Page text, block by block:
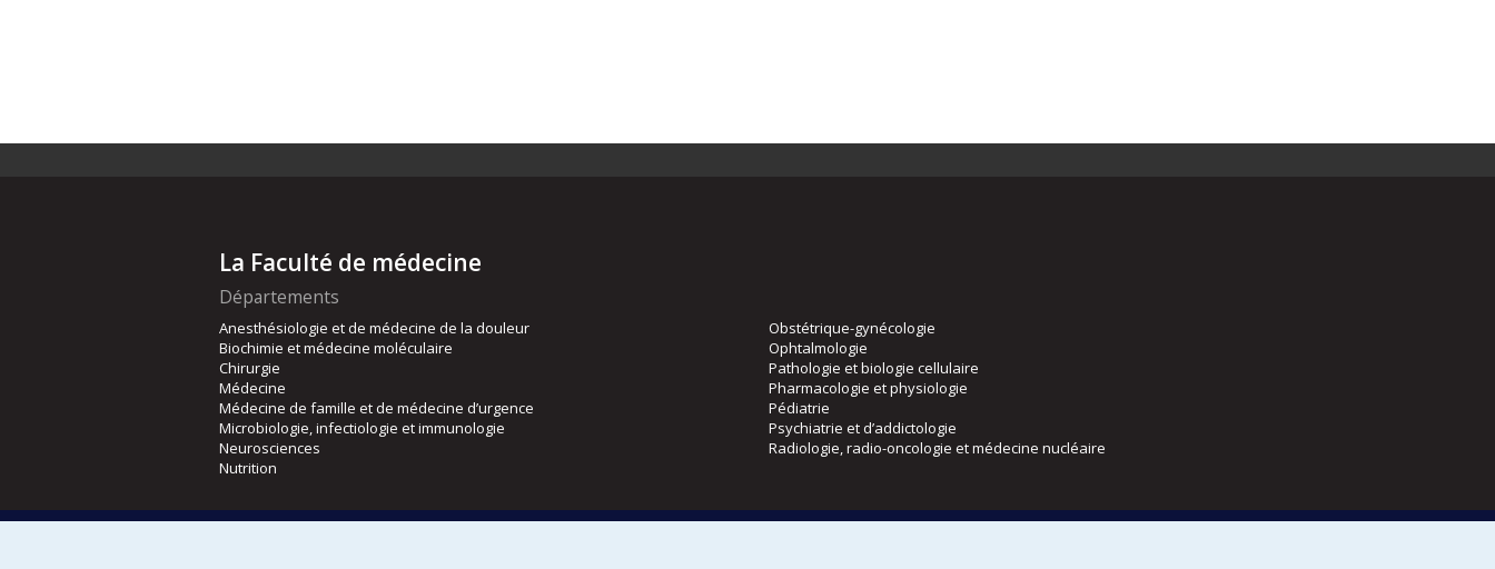
La Faculté de médecine
Départements
Anesthésiologie et de médecine de la douleur
Biochimie et médecine moléculaire
Chirurgie
Médecine
Médecine de famille et de médecine d’urgence
Microbiologie, infectiologie et immunologie
Neurosciences
Nutrition
Obstétrique-gynécologie
Ophtalmologie
Pathologie et biologie cellulaire
Pharmacologie et physiologie
Pédiatrie
Psychiatrie et d’addictologie
Radiologie, radio-oncologie et médecine nucléaire
Écoles Directions